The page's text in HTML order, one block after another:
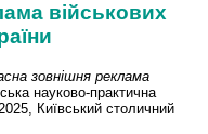
військових
зовнішня реклама
науково-практична
Київський столичний